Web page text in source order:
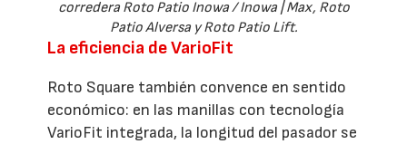
corredera Roto Patio Inowa / Inowa | Max, Roto
Patio Alversa y Roto Patio Lift.
La eficiencia de VarioFit
Roto Square también convence en sentido
económico: en las manillas con tecnología
VarioFit integrada, la longitud del pasador se